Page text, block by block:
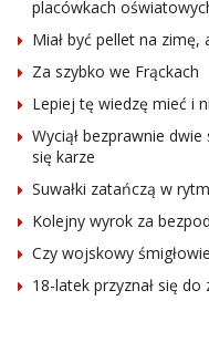
placówkach
Miał być pellet na
Za szybko we Frąckach
Lepiej tę wiedzę mieć i
Wyciął bezprawnie
się karze
Suwałki zatańczą w
Kolejny wyrok za
Czy wojskowy
18-latek przyznał się